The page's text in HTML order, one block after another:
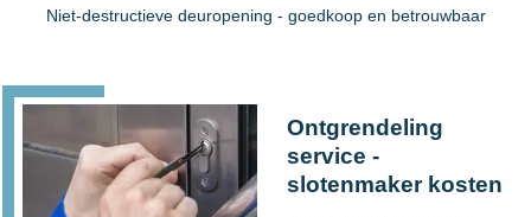
Niet-destructieve deuropening - goedkoop en betrouwbaar
Ontgrendeling
service -
slotenmaker kosten